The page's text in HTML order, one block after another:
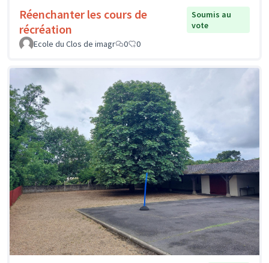
Réenchanter les cours de
récréation
Soumis au
vote
Ecole du Clos de imagr
0 0